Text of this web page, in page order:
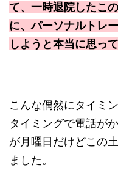
て、一時退院したこ
に、パーソナルトレ
しようと本当に思っ
こんな偶然にタイミ
タイミングで電話が
が月曜日だけどこの
ました。